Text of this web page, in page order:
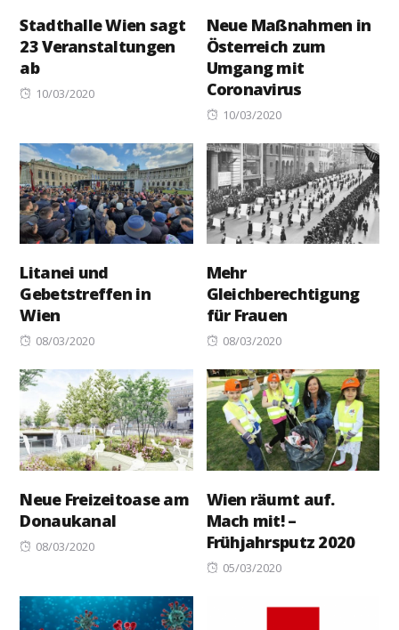
Stadthalle Wien sagt
23 Veranstaltungen
ab
Posted
10/03/2020
Neue Maßnahmen in
Österreich zum
Umgang mit
Coronavirus
Posted
10/03/2020
Litanei und
Gebetstreffen in
Wien
Posted
08/03/2020
Mehr
Gleichberechtigung
für Frauen
Posted
08/03/2020
Neue Freizeitoase am
Donaukanal
Posted
08/03/2020
Wien räumt auf.
Mach mit! –
Frühjahrsputz 2020
Posted
05/03/2020